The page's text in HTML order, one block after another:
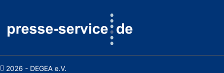
2026 - DEGEA e.V.